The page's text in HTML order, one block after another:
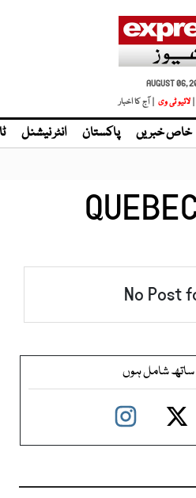
AUGUST 06,
لائیو ٹی وی | آج کا اخبار
خاص خبریں پاکستان انٹر نیشنل
No Post
شامل ہوں